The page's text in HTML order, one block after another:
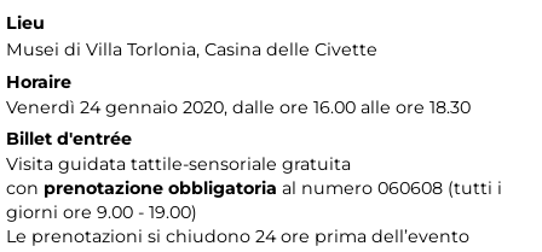
Lieu
Musei di Villa Torlonia, Casina delle Civette
Horaire
Venerdì 24 gennaio 2020, dalle ore 16.00 alle ore 18.30
Billet d'entrée
Visita guidata tattile-sensoriale gratuita
con prenotazione obbligatoria al numero 060608 (tutti i
giorni ore 9.00 - 19.00)
Le prenotazioni si chiudono 24 ore prima dell’evento